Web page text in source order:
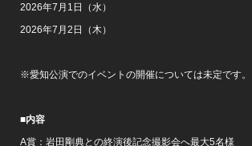
2026年7月1日（水）
2026年7月2日（木）
※愛知公演でのイベントの開催については未定です。
■内容
A賞：岩田剛典との終演後記念撮影会へ最大5名様